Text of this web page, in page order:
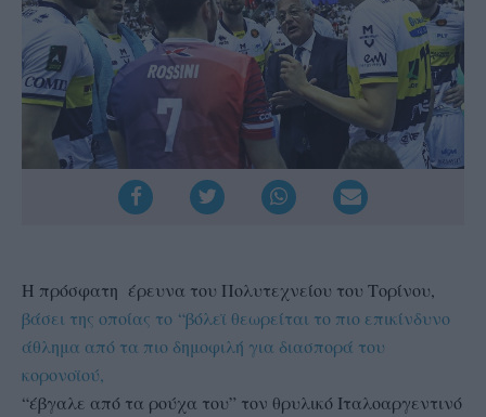
H πρόσφατη έρευνα του Πολυτεχνείου του Τορίνου,
βάσει της οποίας το “βόλεϊ θεωρείται το πιο επικίνδυνο
άθλημα από τα πιο δημοφιλή για διασπορά του
κορονοϊού,
“έβγαλε από τα ρούχα του” τον θρυλικό Ιταλοαργεντινό